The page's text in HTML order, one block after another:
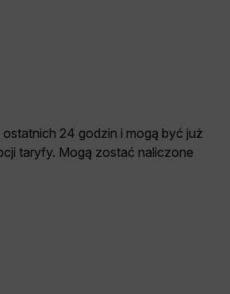
24 godzin i mogą być już
taryfy. Mogą zostać naliczone